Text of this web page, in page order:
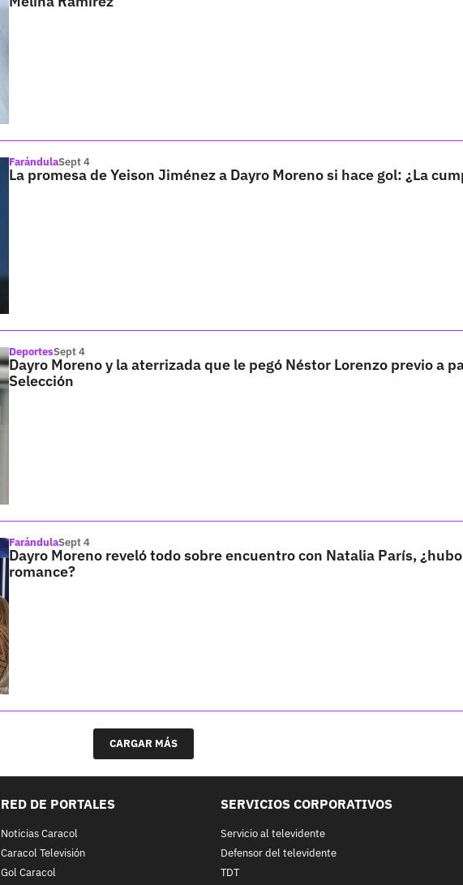
FarándulaSept 4
La promesa de Yeison Jiménez a Dayro Moreno si hace gol: ¿La
DeportesSept 4
Dayro Moreno y la aterrizada que le pegó Néstor Lorenzo previo a
Selección
FarándulaSept 4
Dayro Moreno reveló todo sobre encuentro con Natalia París, ¿hubo
romance?
CARGAR MÁS
RED DE PORTALES
Noticias Caracol
Caracol Televisión
Gol Caracol
SERVICIOS CORPORATIVOS
Servicio al televidente
Defensor del televidente
TDT